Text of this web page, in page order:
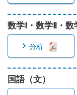
数学Ⅰ・数学Ⅱ・
分析
国語（文）